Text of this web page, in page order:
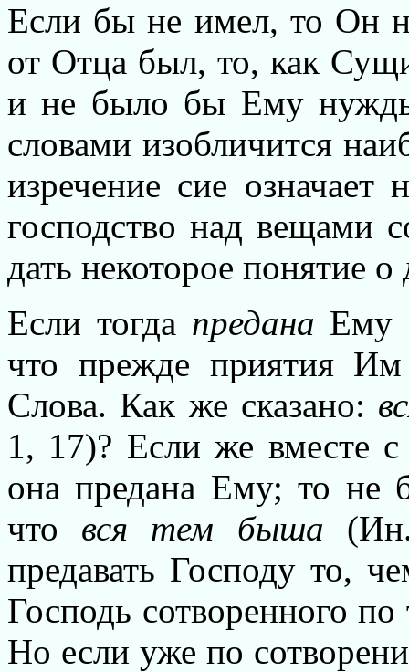
Если бы не имел, то Он
от Отца был, то, как
и не было бы Ему
словами изобличится
изречение сие означает
господство над вещами
дать некоторое понятие
Если тогда предана Ему
что прежде приятия
Слова. Как же сказано:
1, 17)? Если же вместе
она предана Ему; то не
что вся тем быша
предавать Господу то,
Господь сотворенного
Но если уже по